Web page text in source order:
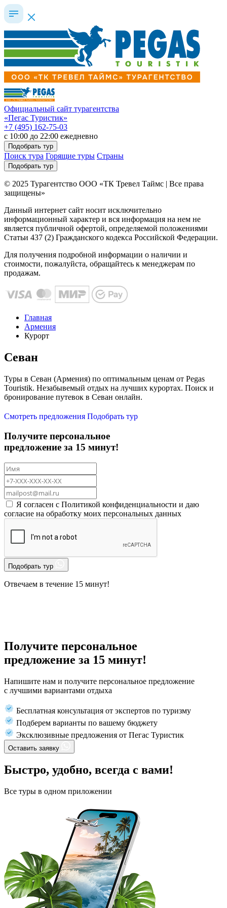
Официальный сайт турагентства
«Пегас Туристик»
+7 (495) 162-75-03
c 10:00 до 22:00 ежедневно
Подобрать тур
Поиск тура Горящие туры Страны
Подобрать тур
© 2025 Турагентство ООО «ТК Тревел Таймс | Все права
защищены»
Данный интернет сайт носит исключительно
информационный характер и вся информация на нем не
является публичной офертой, определяемой положениями
Статьи 437 (2) Гражданского кодекса Российской Федерации.
Для получения подробной информации о наличии и
стоимости, пожалуйста, обращайтесь к менеджерам по
продажам.
Главная
Армения
Курорт
Севан
Туры в Севан (Армения) по оптимальным ценам от Pegas
Touristik. Незабывемый отдых на лучших курортах. Поиск и
бронирование путевок в Севан онлайн.
Смотреть предложения Подобрать тур
Получите персональное
предложение за 15 минут!
Я согласен с Политикой конфиденциальности и даю
согласие на обработку моих персональных данных
Подобрать тур
Отвечаем в течение 15 минут!
Получите персональное
предложение за 15 минут!
Напишите нам и получите персональное предложение
с лучшими вариантами отдыха
Бесплатная консультация от экспертов по туризму
Подберем варианты по вашему бюджету
Эксклюзивные предложения от Пегас Туристик
Оставить заявку
Быстро, удобно, всегда с вами!
Все туры в одном приложении